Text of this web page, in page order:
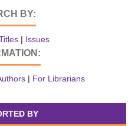
BY:
| Issues
| For Librarians
BY